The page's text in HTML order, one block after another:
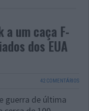
a um caça F-
dos EUA
42 COMENTÁRIOS
guerra de última